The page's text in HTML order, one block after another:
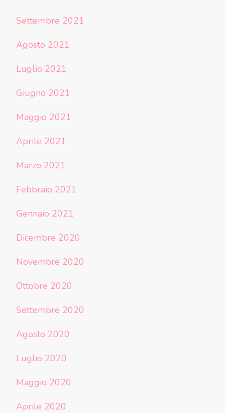
Settembre 2021
Agosto 2021
Luglio 2021
Giugno 2021
Maggio 2021
Aprile 2021
Marzo 2021
Febbraio 2021
Gennaio 2021
Dicembre 2020
Novembre 2020
Ottobre 2020
Settembre 2020
Agosto 2020
Luglio 2020
Maggio 2020
Aprile 2020